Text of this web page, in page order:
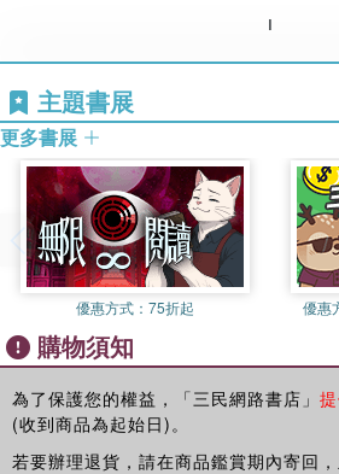
大戰略的關鍵在於政策。換句話說，
所有的要素，包括軍事和非軍事，才
▌國際權威作者群（第一冊）
的戰爭研究系名譽教授。他在1997年
歷史學家，也擔任過英國和2003年伊
員。他寫過許多關於國際歷史、戰略
章。
沃爾特．羅素．米德（Walter Russell
所擔任戰略與治國之才的拉文爾．庫里
Curry III）傑出研究員。他是《華爾街
家，也在紐約巴德學院的外交與人文
克．蔡斯教授（James Clarke Chace
吉原恆淑（Toshi Yoshihara）是戰略
策者如何判斷，統統變成戰略教科書
的第一步是歷史，第二步則是了解當
追尋決策者為何在當下的環境中，做
為了還原情境，現代戰略學已經納入人
學、行政學諸多領域，不停地更新過
無論戰略研究變得多複雜，起步都是
代，唯有了解過去的決策方式，才能
斷。而不同時代的戰略思想史，看似
相合，我們不是在找尋模板套用到現
過往，確認做計劃的方向，是否合乎
有人會覺得遺憾，本書除了孫子兵法
古代戰略史。這其實沒有影響，戰略至
恰好證明大道歸一，東西方戰略思想
別。
《當代戰略全書》，收錄各家學者對古
的詮釋，對於初窺戰略一道者有極佳幫
——《華爾街日報》國際觀專欄作家
Chapter 3 孫武與永恆的戰略邏輯
——戰略與預算評估中心資深研究員／
Chapter 4 馬基維利與現代戰略的出
——喬治城大學政府學教授／馬修．克
Chapter 5 難以理解的意義與克勞塞
——聖安德魯斯大學國際關係系教授
Chapter 6 約米尼、現代戰爭以及戰
——美國陸軍戰爭學院教授／安圖里奧
Chapter 7 阿爾弗雷德．賽耶．馬漢
——美國陸軍戰爭學院教授／約翰．毛
Chapter 8 康德、潘恩以及自由轉型
——北卡羅來納大學教堂山分校歷史系
摩根
I
從有組織的戰爭出現以來，重要的支柱
金錢」。能夠調動龐大的資本，一直都
要因素。從馬拉松戰役（Battle of
年以來，統治者不斷在尋找新的資本
佳辦法，而這些資本經常用於發動戰
才開始瞭解並運用債務融資的力量，
這個過程中，他們證明了查爾斯．蒂
的「戰爭創造了國家，而國家創造了
的。由於發動現代戰爭需要可觀的金錢
的中央行政機構，才能順利募集資金
方式。因此，戰爭一直都是每個現代國
就像提高國家行政能力的催化劑，然後
所未有的可觀收入。
主題書展
更多書展
優惠方式： 75折起 優惠
購物須知
為了保護您的權益，「三民網路書店」
(收到商品為起始日)。
若要辦理退貨，請在商品鑑賞期內寄回